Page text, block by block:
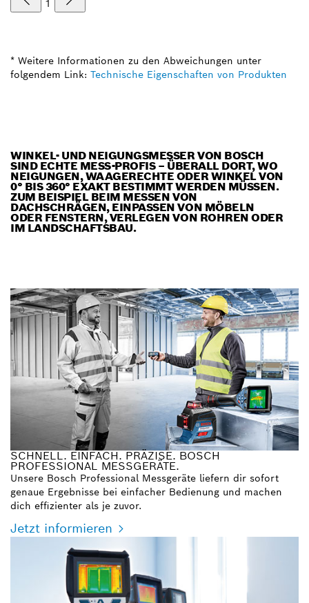
1
* Weitere Informationen zu den Abweichungen unter
folgendem Link: Technische Eigenschaften von Produkten
WINKEL- UND NEIGUNGSMESSER VON BOSCH
SIND ECHTE MESS-PROFIS – ÜBERALL DORT, WO
NEIGUNGEN, WAAGERECHTE ODER WINKEL VON
0° BIS 360° EXAKT BESTIMMT WERDEN MÜSSEN.
ZUM BEISPIEL BEIM MESSEN VON
DACHSCHRÄGEN, EINPASSEN VON MÖBELN
ODER FENSTERN, VERLEGEN VON ROHREN ODER
IM LANDSCHAFTSBAU.
SCHNELL. EINFACH. PRÄZISE. BOSCH
PROFESSIONAL MESSGERÄTE.
Unsere Bosch Professional Messgeräte liefern dir sofort
genaue Ergebnisse bei einfacher Bedienung und machen
dich effizienter als je zuvor.
Jetzt informieren